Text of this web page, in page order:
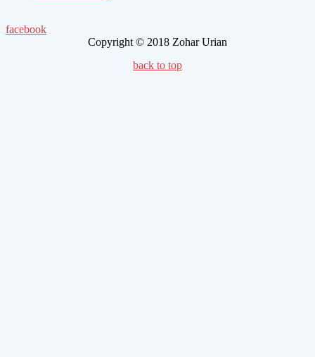
facebook
Copyright © 2018 Zohar Urian
back to top